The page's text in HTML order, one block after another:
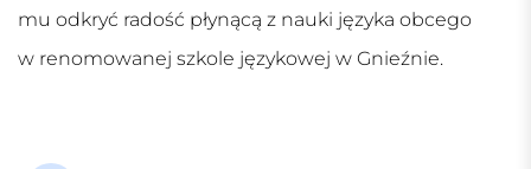
mu odkryć radość płynącą z nauki języka obcego
w renomowanej szkole językowej w Gnieźnie.